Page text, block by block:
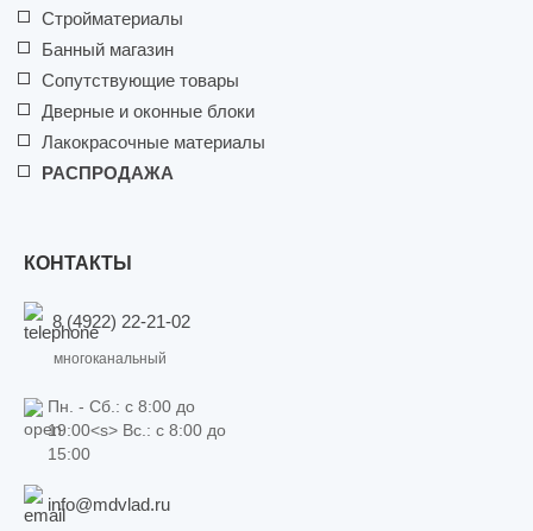
Стройматериалы
Банный магазин
Сопутствующие товары
Дверные и оконные блоки
Лакокрасочные материалы
РАСПРОДАЖА
КОНТАКТЫ
8 (4922) 22-21-02
многоканальный
Пн. - Сб.: c 8:00 до
19:00<s> Вс.: c 8:00 до
15:00
info@mdvlad.ru